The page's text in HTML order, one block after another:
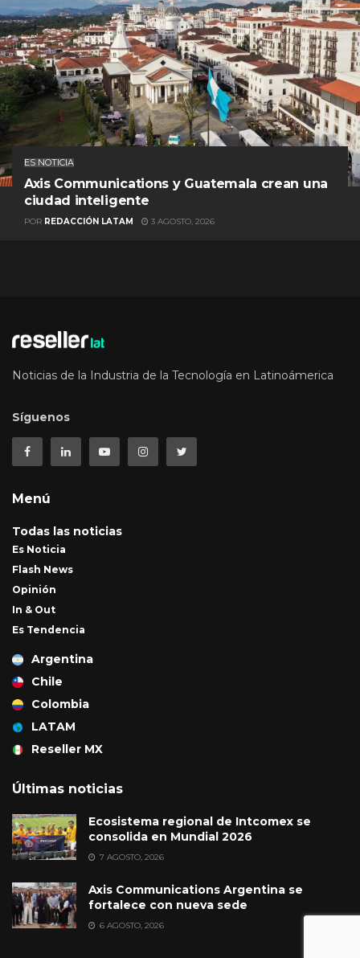
ES NOTICIA
Axis Communications y Guatemala crean una
ciudad inteligente
POR REDACCIÓN LATAM 3 AGOSTO, 2026
Noticias de la Industria de la Tecnología en Latinoámerica
Síguenos
Menú
Todas las noticias
Es Noticia
Flash News
Opinión
In & Out
Es Tendencia
Argentina
Chile
Colombia
LATAM
Reseller MX
Últimas noticias
Ecosistema regional de Intcomex se
consolida en Mundial 2026
7 AGOSTO, 2026
Axis Communications Argentina se
fortalece con nueva sede
6 AGOSTO, 2026